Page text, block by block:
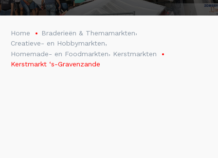
Home Braderieën & Themamarkten,
Creatieve- en Hobbymarkten,
Homemade- en Foodmarkten, Kerstmarkten
Kerstmarkt ‘s-Gravenzande